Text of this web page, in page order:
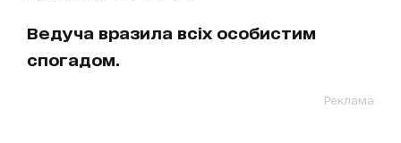
Ведуча вразила всіх особистим
спогадом.
Реклама